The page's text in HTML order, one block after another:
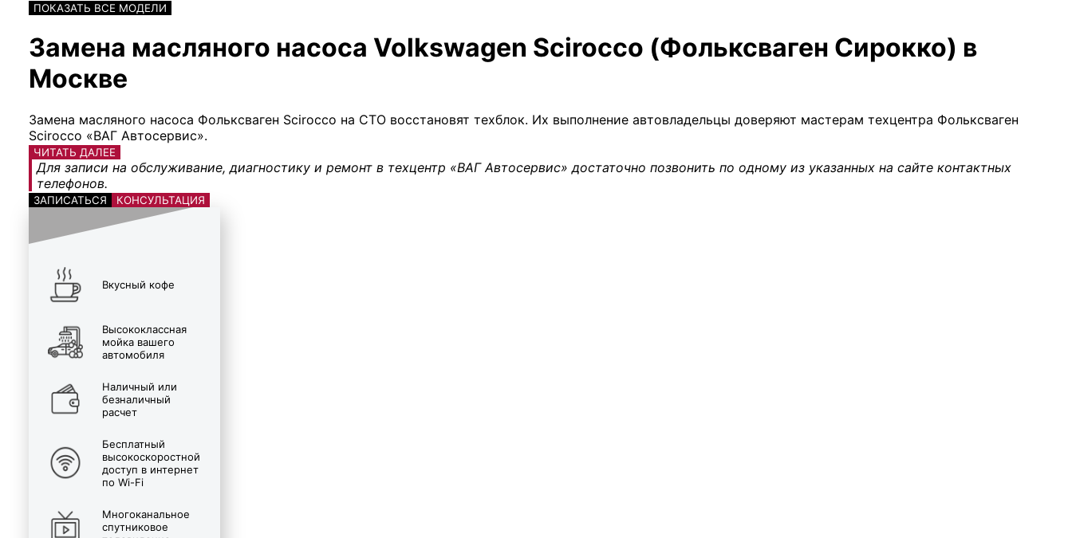
ПОКАЗАТЬ ВСЕ МОДЕЛИ
Замена масляного насоса Volkswagen Scirocco (Фольксваген Сирокко) в
Москве
Замена масляного насоса Фольксваген Scirocco на СТО восстановят техблок. Их выполнение автовладельцы доверяют мастерам техцентра Фольксваген
Scirocco «ВАГ Автосервис».
ЧИТАТЬ ДАЛЕЕ
Для записи на обслуживание, диагностику и ремонт в техцентр «ВАГ Автосервис» достаточно позвонить по одному из указанных на сайте контактных
телефонов.
ЗАПИСАТЬСЯ КОНСУЛЬТАЦИЯ
Вкусный кофе
Высококлассная
мойка вашего
автомобиля
Наличный или
безналичный
расчет
Бесплатный
высокоскоростной
доступ в интернет
по Wi-Fi
Многоканальное
спутниковое